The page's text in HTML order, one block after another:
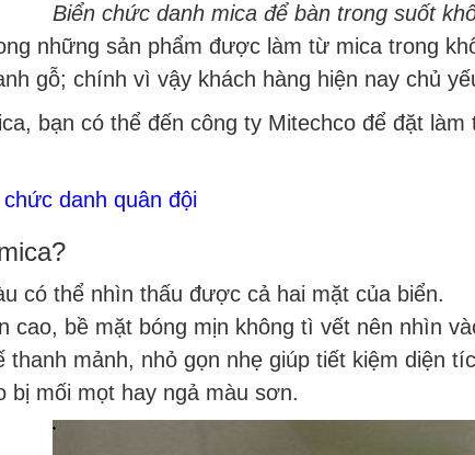
Biển chức danh mica để bàn trong suốt
những sản phẩm được làm từ mica trong
gỗ; chính vì vậy khách hàng hiện nay chủ
bạn có thể đến công ty Mitechco để đặt
chức danh quân đội
có thể nhìn thấu được cả hai mặt của biển.
cao, bề mặt bóng mịn không tì vết nên nhìn
mảnh, nhỏ gọn nhẹ giúp tiết kiệm diện
bị mối mọt hay ngả màu sơn.